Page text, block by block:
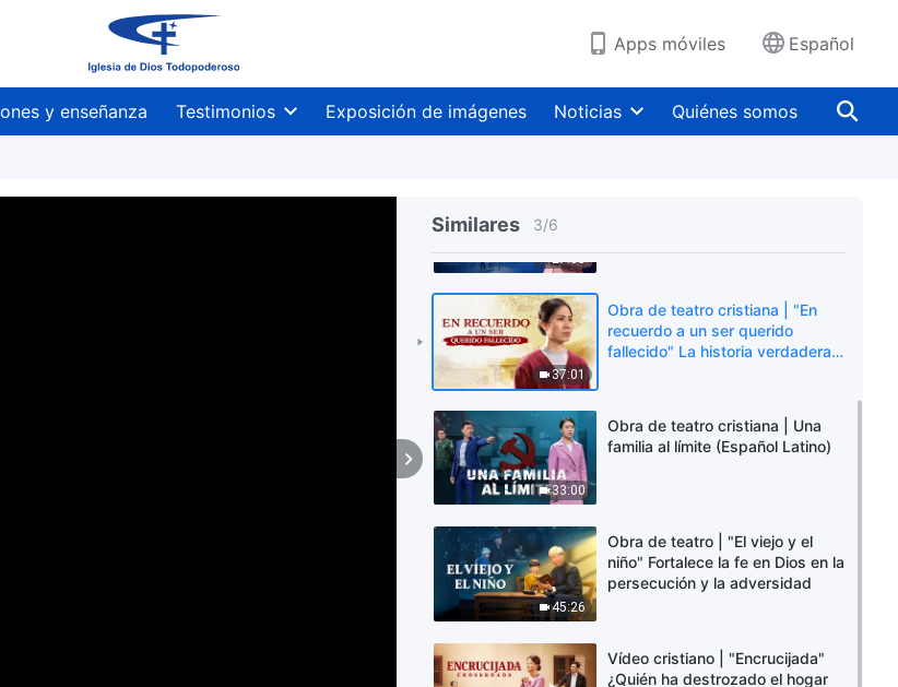
Apps móviles Español
y enseñanza Testimonios Exposición de imágenes Noticias Quiénes somos
Similares 3/6
La historia real de una cristiana
27:35
verdad
37:01
Obra de teatro cristiana | "En
recuerdo a un ser querido
fallecido" La historia verdadera y
33:00
Obra de teatro cristiana | Una
familia al límite (Español Latino)
45:26
Obra de teatro | "El viejo y el
niño" Fortalece la fe en Dios en la
persecución y la adversidad
Vídeo cristiano | "Encrucijada"
¿Quién ha destrozado el hogar